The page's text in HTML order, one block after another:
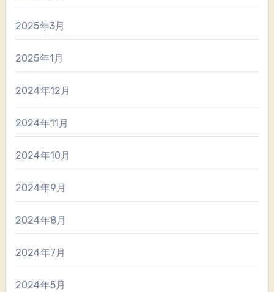
2025年3月
2025年1月
2024年12月
2024年11月
2024年10月
2024年9月
2024年8月
2024年7月
2024年5月